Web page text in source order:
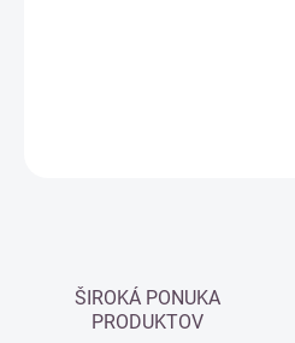
ŠIROKÁ PONUKA
PRODUKTOV